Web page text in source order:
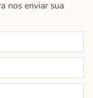
nos enviar sua